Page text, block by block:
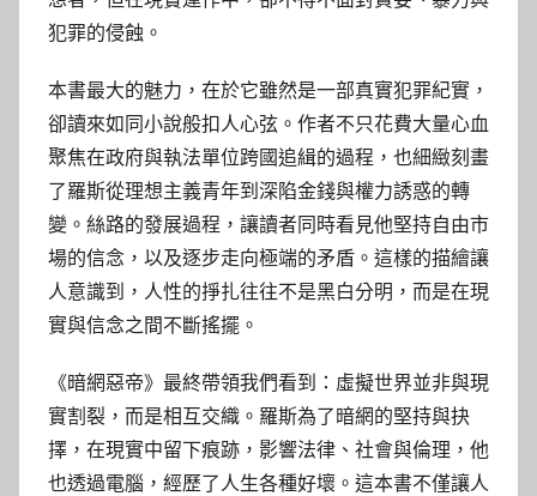
犯罪的侵蝕。
本書最大的魅力，在於它雖然是一部真實犯罪紀實，
卻讀來如同小說般扣人心弦。作者不只花費大量心血
聚焦在政府與執法單位跨國追緝的過程，也細緻刻畫
了羅斯從理想主義青年到深陷金錢與權力誘惑的轉
變。絲路的發展過程，讓讀者同時看見他堅持自由市
場的信念，以及逐步走向極端的矛盾。這樣的描繪讓
人意識到，人性的掙扎往往不是黑白分明，而是在現
實與信念之間不斷搖擺。
《暗網惡帝》最終帶領我們看到：虛擬世界並非與現
實割裂，而是相互交織。羅斯為了暗網的堅持與抉
擇，在現實中留下痕跡，影響法律、社會與倫理，他
也透過電腦，經歷了人生各種好壞。這本書不僅讓人